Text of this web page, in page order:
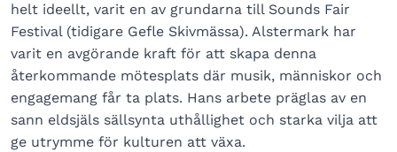
helt ideellt, varit en av grundarna till Sounds Fair
Festival (tidigare Gefle Skivmässa). Alstermark har
varit en avgörande kraft för att skapa denna
återkommande mötesplats där musik, människor och
engagemang får ta plats. Hans arbete präglas av en
sann eldsjäls sällsynta uthållighet och starka vilja att
ge utrymme för kulturen att växa.